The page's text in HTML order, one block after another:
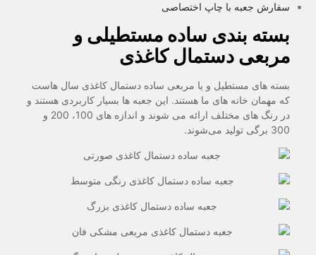
سفارش جعبه با چاپ اختصاصی
بسته بندی ساده مستطیلی و
مربعی دستمال کاغذی
بسته های مستطیل و یا مربعی ساده دستمال کاغذی سال هاست
که مهمان خانه های ما هستند. این جعبه ها بسیار کاربردی هستند و
در رنگ های مختلف ارائه می شوند و اندازه های 100، 200 و
300 برگی تولید می‌شوند.